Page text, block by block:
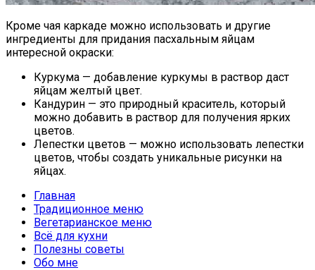
Кроме чая каркаде можно использовать и другие
ингредиенты для придания пасхальным яйцам
интересной окраски:
Куркума — добавление куркумы в раствор даст
яйцам желтый цвет.
Кандурин — это природный краситель, который
можно добавить в раствор для получения ярких
цветов.
Лепестки цветов — можно использовать лепестки
цветов, чтобы создать уникальные рисунки на
яйцах.
Главная
Традиционное меню
Вегетарианское меню
Всё для кухни
Полезны советы
Обо мне